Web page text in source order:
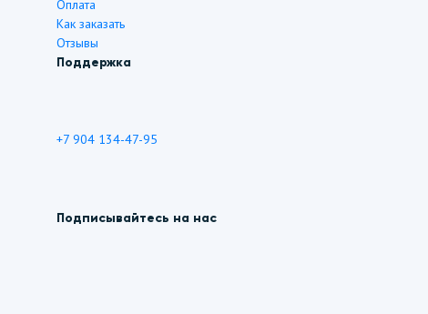
Оплата
Как заказать
Отзывы
Поддержка
+7 904 134-47-95
Подписывайтесь на нас